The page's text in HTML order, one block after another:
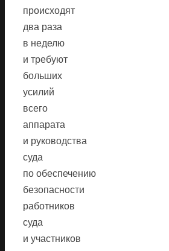
происходят
два раза
в неделю
и требуют
больших
усилий
всего
аппарата
и руководства
суда
по обеспечению
безопасности
работников
суда
и участников